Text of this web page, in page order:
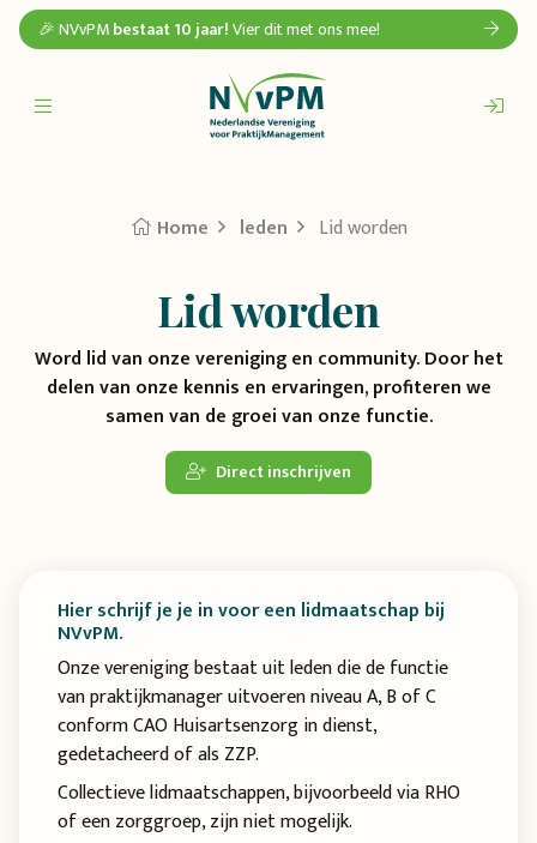
🎉 NVvPMbestaat 10 jaar!Vier dit met ons mee!
Home leden Lid worden
Lid worden
Word lid van onze vereniging en community. Door het
delen van onze kennis en ervaringen, profiteren we
samen van de groei van onze functie.
Direct inschrijven
Hier schrijf je je in voor een lidmaatschap bij
NVvPM.
Onze vereniging bestaat uit leden die de functie
van praktijkmanager uitvoeren niveau A, B of C
conform CAO Huisartsenzorg in dienst,
gedetacheerd of als ZZP.
Collectieve lidmaatschappen, bijvoorbeeld via RHO
of een zorggroep, zijn niet mogelijk.